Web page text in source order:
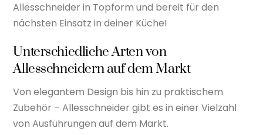
Allesschneider in Topform und bereit für den
nächsten Einsatz in deiner Küche!
Unterschiedliche Arten von
Allesschneidern auf dem Markt
Von elegantem Design bis hin zu praktischem
Zubehör – Allesschneider gibt es in einer Vielzahl
von Ausführungen auf dem Markt.